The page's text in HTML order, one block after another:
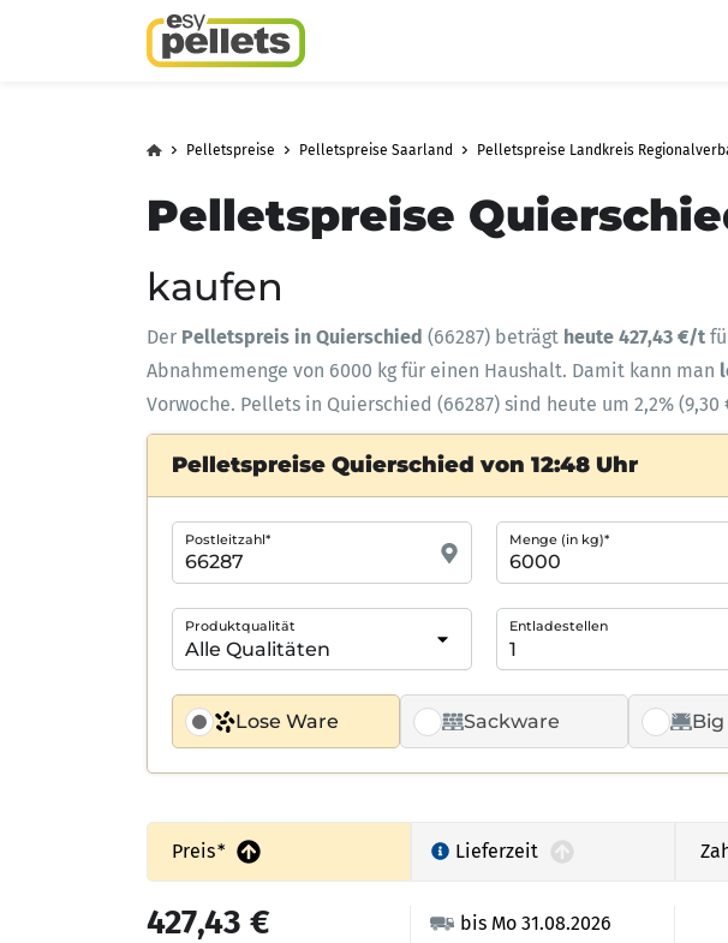
Pelletspreise Pelletspreise Saarland Pelletspreise Landkreis
Pelletspreise
kaufen
Der Pelletspreis in Quierschied (66287) beträgt heute 427,43 €/t
Abnahmemenge von 6000 kg für einen Haushalt. Damit kann man
Vorwoche. Pellets in Quierschied (66287) sind heute um 2,2%
Pelletspreise Quierschied von 12:48 Uhr
Lose Ware Sackware
Postleitzahl* Menge (in kg)*
Produktqualität Entladestellen
Preis* Lieferzeit
bis Mo 31.08.2026
427,43 €